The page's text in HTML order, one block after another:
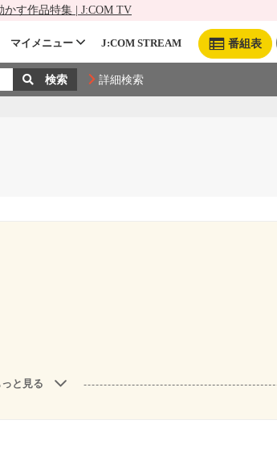
かす作品特集 | J:COM TV
番組表
マイメニュー J:COM STREAM
詳細検索
っと見る